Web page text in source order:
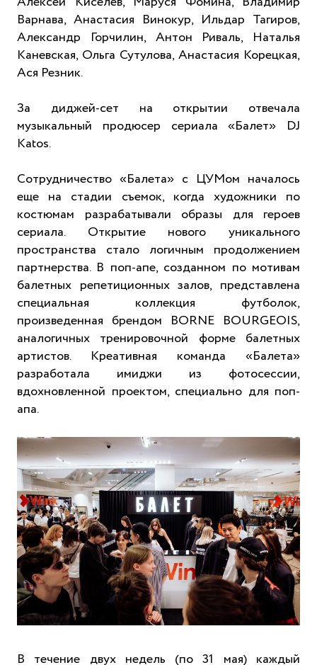
Варнава, Анастасия Винокур, Ильдар Тагиров,
Александр Горчилин, Антон Риваль, Наталья
Каневская, Ольга Сутулова, Анастасия Корецкая,
Ася Резник.
За диджей-сет на открытии отвечала
музыкальный продюсер сериала «Балет» DJ
Katos.
Сотрудничество «Балета» с ЦУМом началось
еще на стадии съемок, когда художники по
костюмам разрабатывали образы для героев
сериала. Открытие нового уникального
пространства стало логичным продолжением
партнерства. В поп-апе, созданном по мотивам
балетных репетиционных залов, представлена
специальная коллекция футболок,
произведенная брендом BORNE BOURGEOIS,
аналогичных тренировочной форме балетных
артистов. Креативная команда «Балета»
разработала имиджи из фотосессии,
вдохновленной проектом, специально для поп-
апа.
В течение двух недель (по 31 мая) каждый